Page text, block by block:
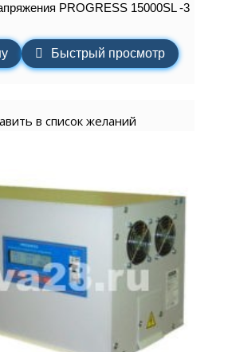
PROGRESS 15000SL -3
Быстрый просмотр
в список желаний